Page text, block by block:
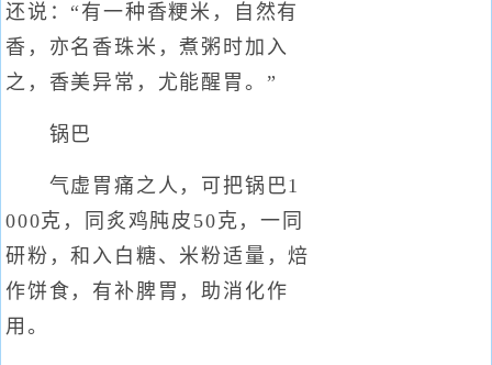
还说：“有一种香粳米，自然有
香，亦名香珠米，煮粥时加入
之，香美异常，尤能醒胃。”
锅巴
气虚胃痛之人，可把锅巴1
000克，同炙鸡肫皮50克，一同
研粉，和入白糖、米粉适量，焙
作饼食，有补脾胃，助消化作
用。